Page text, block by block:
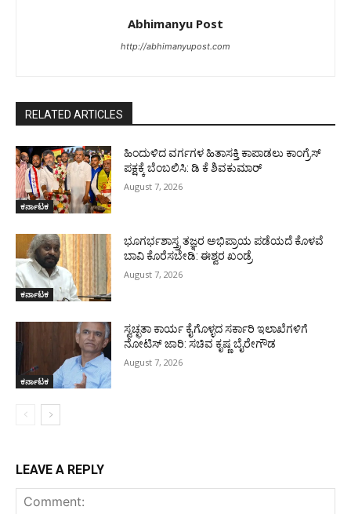
Abhimanyu Post
http://abhimanyupost.com
RELATED ARTICLES
ಕರ್ನಾಟಕ
ಹಿಂದುಳಿದ ವರ್ಗಗಳ ಹಿತಾಸಕ್ತಿ ಕಾಪಾಡಲು ಕಾಂಗ್ರೆಸ್
ಪಕ್ಷಕ್ಕೆ ಬೆಂಬಲಿಸಿ: ಡಿ ಕೆ ಶಿವಕುಮಾರ್
August 7, 2026
ಕರ್ನಾಟಕ
ಭೂಗರ್ಭಶಾಸ್ತ್ರ ತಜ್ಞರ ಅಭಿಪ್ರಾಯ ಪಡೆಯದೆ ಕೊಳವೆ
ಬಾವಿ ಕೊರೆಸಬೇಡಿ: ಈಶ್ವರ ಖಂಡ್ರೆ
August 7, 2026
ಕರ್ನಾಟಕ
ಸ್ವಚ್ಛತಾ ಕಾರ್ಯ ಕೈಗೊಳ್ಳದ ಸರ್ಕಾರಿ ಇಲಾಖೆಗಳಿಗೆ
ನೋಟಿಸ್ ಜಾರಿ: ಸಚಿವ ಕೃಷ್ಣ ಬೈರೇಗೌಡ
August 7, 2026
LEAVE A REPLY